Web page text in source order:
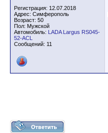
Регистрация: 12.07.2018
Адрес: Симферополь
Возраст: 50
Пол: Мужской
Автомобиль: LADA Largus RS045-
52-ACL
Сообщений: 11